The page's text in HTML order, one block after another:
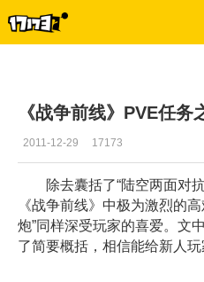
《战争前线》PVE任务
2011-12-29 17173
除去囊括了“陆空两面对抗”
《战争前线》中极为激烈的
炮”同样深受玩家的喜爱。文
了简要概括，相信能给新人玩